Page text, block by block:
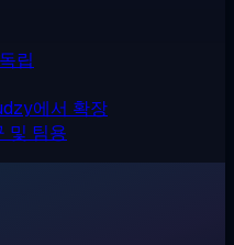
립
에서 확장
및 팀용